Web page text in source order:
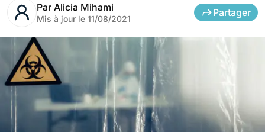
Par Alicia Mihami
Mis à jour le 11/08/2021
Partager